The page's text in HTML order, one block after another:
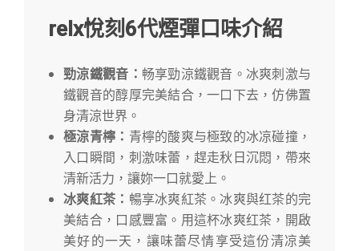
re x悅刻 6代煙彈口味介紹
勁涼鐵觀音： 畅享勁涼鐵觀音。冰爽刺激与
鐵觀音的醇厚完美結合，一口下去，仿佛置
身清涼世界。
極涼青檸： 青檸的酸爽与極致的冰凉碰撞，
入口瞬間，刺激味蕾，趕走秋日沉悶，帶來
清新活力，讓妳一口就愛上。
冰爽紅茶： 暢享冰爽紅茶。冰爽與红茶的完
美結合，口感豐富。用這杯冰爽红茶，開啟
美好的一天，讓味蕾尽情享受這份清凉美